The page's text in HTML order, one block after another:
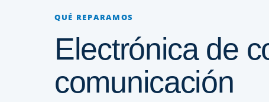
QUÉ REPARAMOS
Electrónica de
comunicación